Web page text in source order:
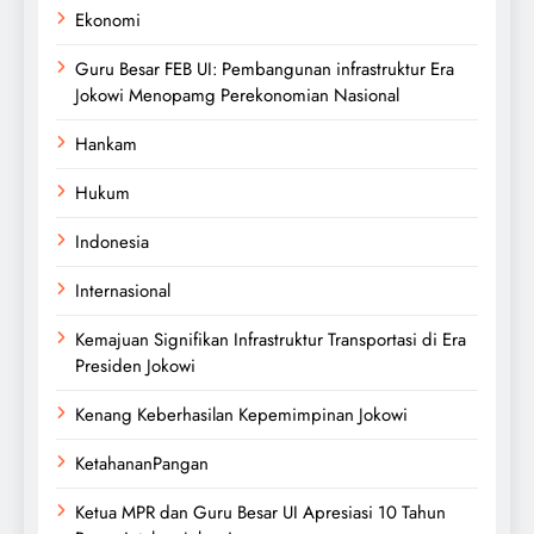
Ekonomi
Guru Besar FEB UI: Pembangunan infrastruktur Era
Jokowi Menopamg Perekonomian Nasional
Hankam
Hukum
Indonesia
Internasional
Kemajuan Signifikan Infrastruktur Transportasi di Era
Presiden Jokowi
Kenang Keberhasilan Kepemimpinan Jokowi
KetahananPangan
Ketua MPR dan Guru Besar UI Apresiasi 10 Tahun